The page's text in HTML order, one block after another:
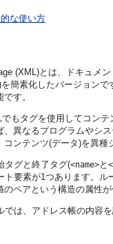
な使い方
(XML)とは、ドキュメ
簡素化したバージョン
す。
もタグを使用してコン
、異なるプログラムやシ
コンテンツ(データ)を異
タグと終了タグ(<name>と
ト要素が1つあります。
のペアという構造の属性
は、アドレス帳の内容を